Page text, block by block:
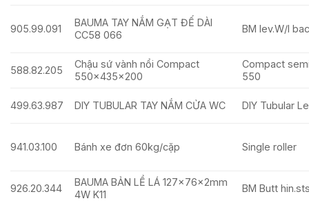
905.99.091
BAUMA TAY NẮM GẠT ĐẾ DÀI
CC58 066
BM lev.W/I
588.82.205
Chậu sứ vành nổi Compact
550x435x200
Compact
550
499.63.987 DIY TUBULAR TAY NẮM CỬA WC DIY Tubular
941.03.100 Bánh xe đơn 60kg/cặp Single roller
926.20.344
BAUMA BẢN LỀ LÁ 127x76x2mm
4W K11
BM Butt